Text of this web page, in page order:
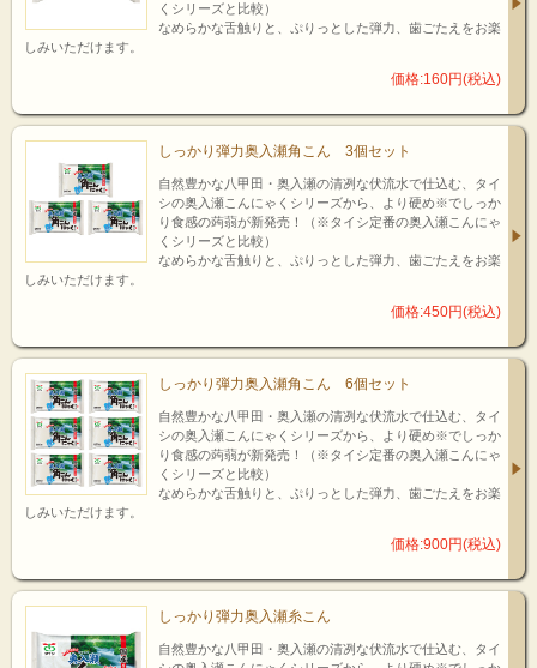
くシリーズと比較）
なめらかな舌触りと、ぷりっとした弾力、歯ごたえをお楽
しみいただけます。
価格:160円(税込)
しっかり弾力奥入瀬角こん 3個セット
自然豊かな八甲田・奥入瀬の清冽な伏流水で仕込む、タイ
シの奥入瀬こんにゃくシリーズから、より硬め※でしっか
り食感の蒟蒻が新発売！（※タイシ定番の奥入瀬こんにゃ
くシリーズと比較）
なめらかな舌触りと、ぷりっとした弾力、歯ごたえをお楽
しみいただけます。
価格:450円(税込)
しっかり弾力奥入瀬角こん 6個セット
自然豊かな八甲田・奥入瀬の清冽な伏流水で仕込む、タイ
シの奥入瀬こんにゃくシリーズから、より硬め※でしっか
り食感の蒟蒻が新発売！（※タイシ定番の奥入瀬こんにゃ
くシリーズと比較）
なめらかな舌触りと、ぷりっとした弾力、歯ごたえをお楽
しみいただけます。
価格:900円(税込)
しっかり弾力奥入瀬糸こん
自然豊かな八甲田・奥入瀬の清冽な伏流水で仕込む、タイ